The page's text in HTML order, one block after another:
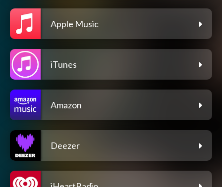
Apple Music
iTunes
Amazon
Deezer